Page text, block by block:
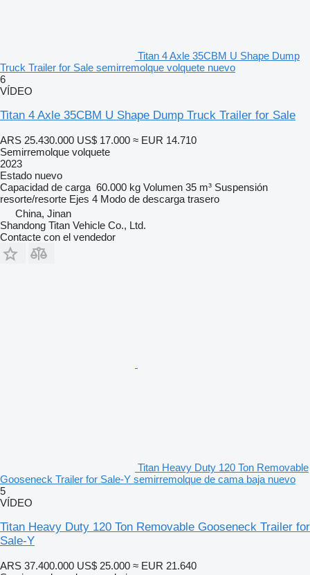
Titan 4 Axle 35CBM U Shape Dump
Truck Trailer for Sale semirremolque volquete nuevo
6
VÍDEO
Titan 4 Axle 35CBM U Shape Dump Truck Trailer for Sale
ARS 25.430.000 US$ 17.000 ≈ EUR 14.710
Semirremolque volquete
2023
Estado nuevo
Capacidad de carga 60.000 kg Volumen 35 m³ Suspensión
resorte/resorte Ejes 4 Modo de descarga trasero
China, Jinan
Shandong Titan Vehicle Co., Ltd.
Contacte con el vendedor
Titan Heavy Duty 120 Ton Removable
Gooseneck Trailer for Sale-Y semirremolque de cama baja nuevo
5
VÍDEO
Titan Heavy Duty 120 Ton Removable Gooseneck Trailer for
Sale-Y
ARS 37.400.000 US$ 25.000 ≈ EUR 21.640